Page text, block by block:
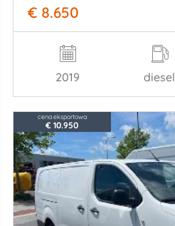
€ 8.650
2019 diesel
cena eksportowa
€ 10.950